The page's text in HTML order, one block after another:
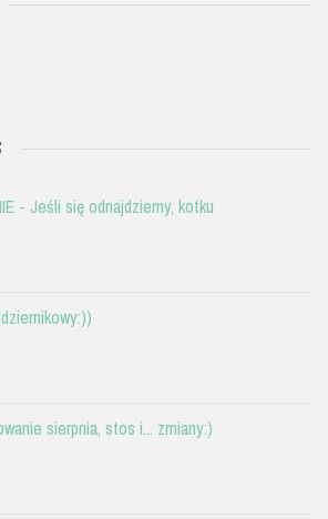
- Jeśli się odnajdziemy, kotku
sierpnia, stos i... zmiany:)